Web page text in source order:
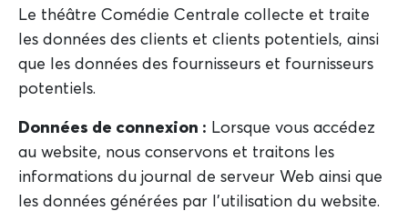
Le théâtre Comédie Centrale collecte et traite
les données des clients et clients potentiels, ainsi
que les données des fournisseurs et fournisseurs
potentiels.
Données de connexion : Lorsque vous accédez
au website, nous conservons et traitons les
informations du journal de serveur Web ainsi que
les données générées par l'utilisation du website.